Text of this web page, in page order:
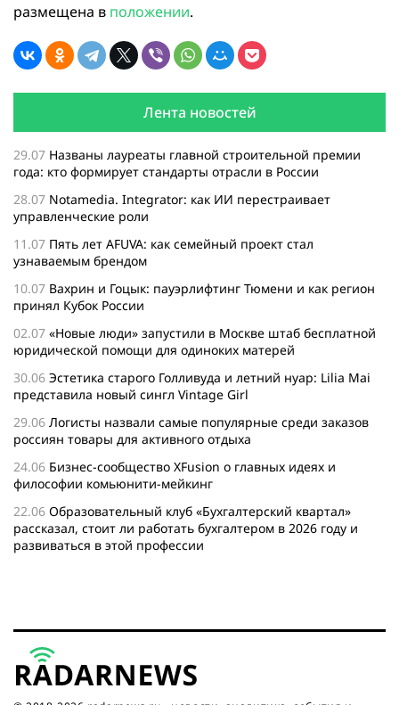
размещена в положении.
Лента новостей
29.07 Названы лауреаты главной строительной премии
года: кто формирует стандарты отрасли в России
28.07 Notamedia. Integrator: как ИИ перестраивает
управленческие роли
11.07 Пять лет AFUVA: как семейный проект стал
узнаваемым брендом
10.07 Вахрин и Гоцык: пауэрлифтинг Тюмени и как регион
принял Кубок России
02.07 «Новые люди» запустили в Москве штаб бесплатной
юридической помощи для одиноких матерей
30.06 Эстетика старого Голливуда и летний нуар: Lilia Mai
представила новый сингл Vintage Girl
29.06 Логисты назвали самые популярные среди заказов
россиян товары для активного отдыха
24.06 Бизнес-сообщество XFusion о главных идеях и
философии комьюнити-мейкинг
22.06 Образовательный клуб «Бухгалтерский квартал»
рассказал, стоит ли работать бухгалтером в 2026 году и
развиваться в этой профессии
бизнесу нужен ребрендинг для роста компании
26.05Инновационное десятилетие России: бизнес, власть
и общество формируют будущее